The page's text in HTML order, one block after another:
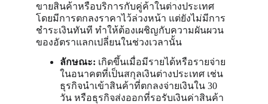
ขายสินค้าหรือบริการกับคู่ค้าในต่างประเทศ
โดยมีการตกลงราคาไว้ล่วงหน้า แต่ยังไม่มีการ
ชำระเงินทันที ทำให้ต้องเผชิญกับความผันผวน
ของอัตราแลกเปลี่ยนในช่วงเวลานั้น
ลักษณะ: เกิดขึ้นเมื่อมีรายได้หรือรายจ่าย
ในอนาคตที่เป็นสกุลเงินต่างประเทศ เช่น
ธุรกิจนำเข้าสินค้าที่ตกลงจ่ายเงินใน 30
วัน หรือธุรกิจส่งออกที่รอรับเงินค่าสินค้า